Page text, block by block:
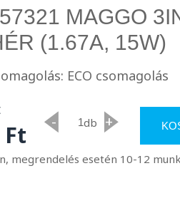
MAGGO
(1.67A, 15W)
ECO csomagolás
Ft - db +
megrendelés esetén 10-12